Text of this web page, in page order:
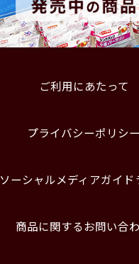
ご利用にあたって
プライバシーポリシー
ソーシャルメディアガイド
商品に関するお問い合